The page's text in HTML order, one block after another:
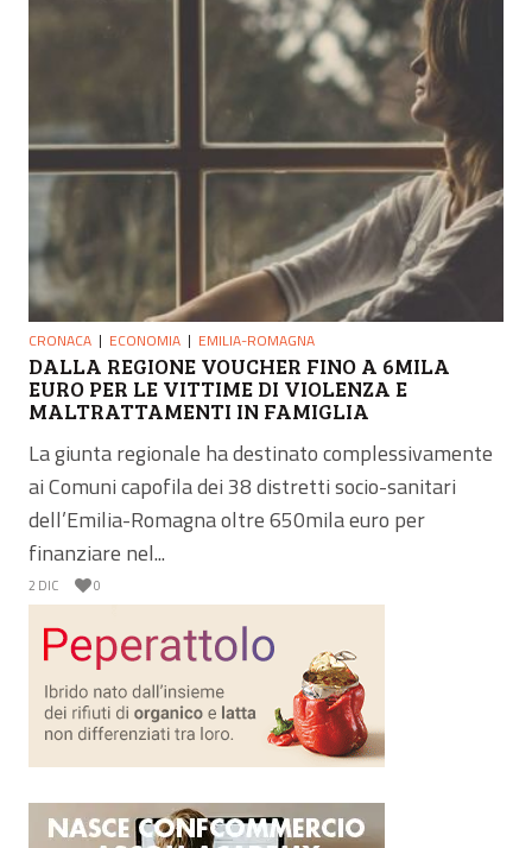
CRONACA ECONOMIA EMILIA-ROMAGNA
DALLA REGIONE VOUCHER FINO A 6MILA
EURO PER LE VITTIME DI VIOLENZA E
MALTRATTAMENTI IN FAMIGLIA
La giunta regionale ha destinato complessivamente
ai Comuni capofila dei 38 distretti socio-sanitari
dell’Emilia-Romagna oltre 650mila euro per
finanziare nel...
2 DIC 0